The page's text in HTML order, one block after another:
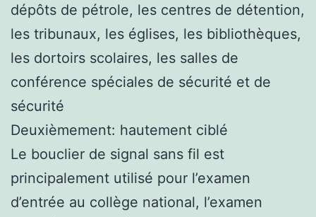
dépôts de pétrole, les centres de détention,
les tribunaux, les églises, les bibliothèques,
les dortoirs scolaires, les salles de
conférence spéciales de sécurité et de
sécurité
Deuxièmement: hautement ciblé
Le bouclier de signal sans fil est
principalement utilisé pour l’examen
d’entrée au collège national, l’examen